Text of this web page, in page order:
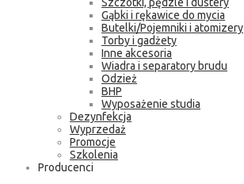
Gąbki i rękawice do mycia
Butelki/Pojemniki i atomizery
Torby i gadżety
Inne akcesoria
Wiadra i separatory brudu
Odzież
BHP
Wyposażenie studia
Dezynfekcja
Wyprzedaż
Promocje
Szkolenia
Producenci